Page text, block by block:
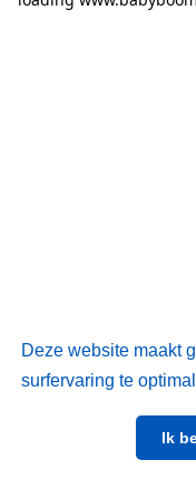
Deze website maakt
surfervaring te
Ik